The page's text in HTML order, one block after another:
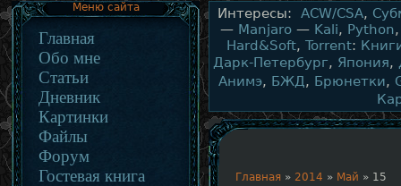
Меню сайта
Главная
Обо мне
Статьи
Дневник
Картинки
Файлы
Форум
Гостевая книга
Интересы: ACW/CSA,
— Manjaro — Kali, Python
Hard&Soft, Torrent:
Дарк-Петербург, Япония,
Анимэ, БЖД, Брюнетки,
Главная » 2014 » Май » 15